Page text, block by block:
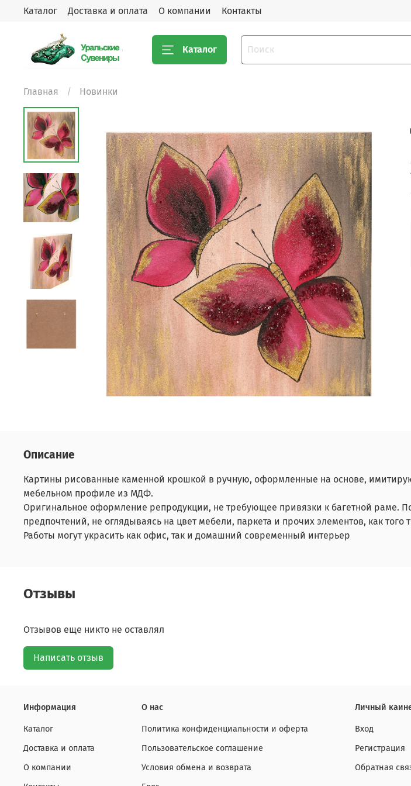
Каталог Доставка и оплата О компании Контакты
Каталог
Главная Новинки
Описание
Картины рисованные каменной крошкой в ручную, оформленные на основе,
мебельном профиле из МДФ.
Оригинальное оформление репродукции, не требующее привязки к багетной раме.
предпочтений, не оглядываясь на цвет мебели, паркета и прочих элементов, как
Работы могут украсить как офис, так и домашний современный интерьер
Отзывы
Отзывов еще никто не оставлял
Написать отзыв
Информация
Каталог
Доставка и оплата
О компании
О нас
Политика конфиденциальности и оферта
Пользовательское соглашение
Условия обмена и возврата
Личный
Вход
Регистрация
Обратная